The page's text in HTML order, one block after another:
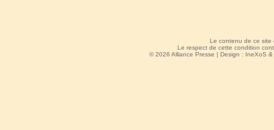
Le contenu de ce site
Le respect de cette condition
© 2026 Alliance Presse | Design : IneXoS &